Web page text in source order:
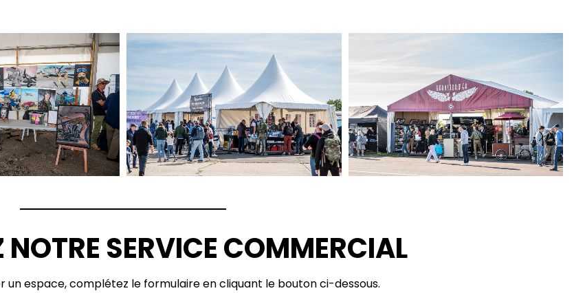
SERVICE COMMERCIAL
un espace, complétez le formulaire en cliquant le bouton ci-dessous.